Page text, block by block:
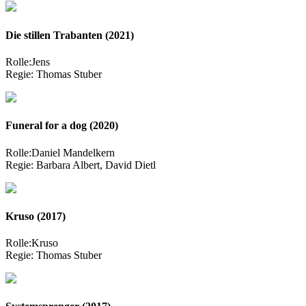
Die stillen Trabanten (2021)
Rolle:Jens
Regie: Thomas Stuber
Funeral for a dog (2020)
Rolle:Daniel Mandelkern
Regie: Barbara Albert, David Dietl
Kruso (2017)
Rolle:Kruso
Regie: Thomas Stuber